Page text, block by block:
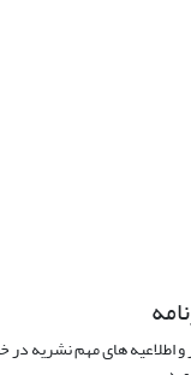
و اطلاعیه های مهم نشریه در